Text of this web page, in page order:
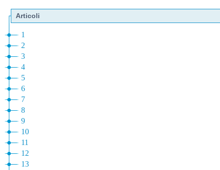
Articoli
1
2
3
4
5
6
7
8
9
10
11
12
13